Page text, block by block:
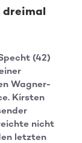
dreimal
(42)
Wagner-
Kirsten
nicht
letzten